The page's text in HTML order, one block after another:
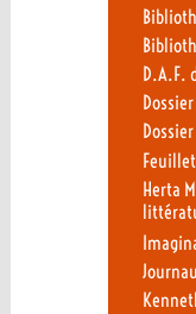
D.A.F.
Herta